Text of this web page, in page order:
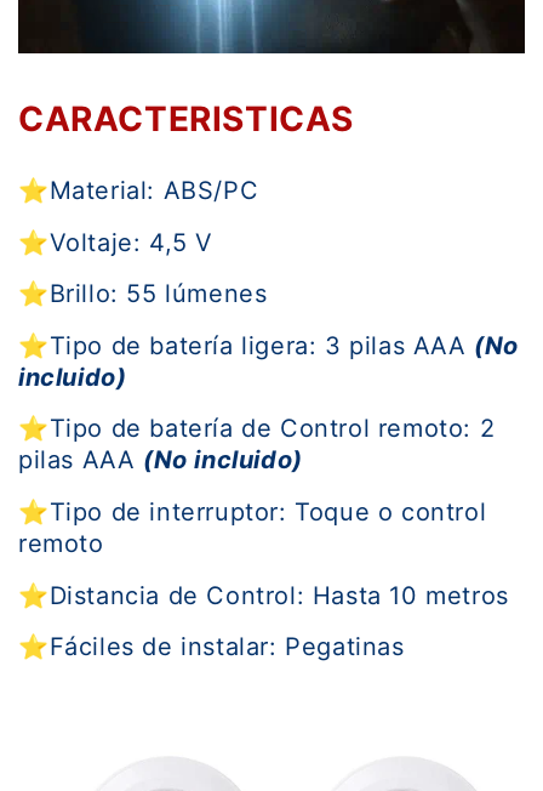
CARACTERISTICAS
⭐Material: ABS/PC
⭐Voltaje: 4,5 V
⭐Brillo: 55 lúmenes
⭐Tipo de batería ligera: 3 pilas AAA (No
incluido)
⭐Tipo de batería de Control remoto: 2
pilas AAA (No incluido)
⭐Tipo de interruptor: Toque o control
remoto
⭐Distancia de Control: Hasta 10 metros
⭐Fáciles de instalar: Pegatinas